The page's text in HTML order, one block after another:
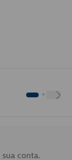
conta.